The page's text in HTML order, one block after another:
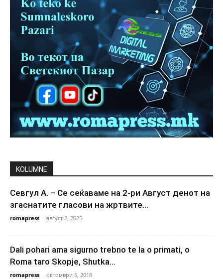
KOLUMNE
Севгул А. – Се сеќаваме на 2-ри Август денот на
згаснатите гласови на жртвите...
romapress - август 2, 2025
Dali pohari ama sigurno trebno te la o primati, o
Roma taro Skopje, Shutka...
romapress - октомври 5, 2018